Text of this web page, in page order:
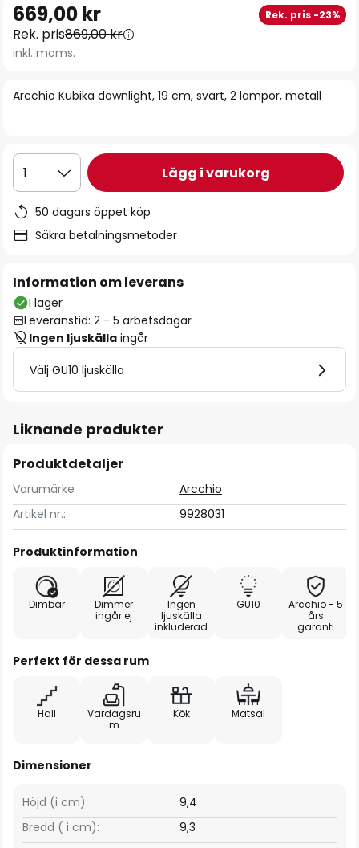
till
början
av
Arcchio Kubika downlight, 19 cm, svart, 2 lampor, metall
669,00 kr Rek. pris -23%
Rek. pris869,00 kr
inkl. moms.
1 Lägg i varukorg
50 dagars öppet köp
Säkra betalningsmetoder
Information om leverans
I lager
Leveranstid: 2 - 5 arbetsdagar
Ingen ljuskälla ingår
Välj GU10 ljuskälla
Liknande produkter
Produktdetaljer
Varumärke
Arcchio
Artikel nr.:
9928031
Produktinformation
Dimbar
Dimmer
ingår ej
Ingen
ljuskälla
inkluderad
GU10
Arcchio - 5
års
garanti
Perfekt för dessa rum
Hall
Vardagsru
m
Kök Matsal
Dimensioner
Bredd ( i cm): 9,3
Höjd (i cm): 9,4